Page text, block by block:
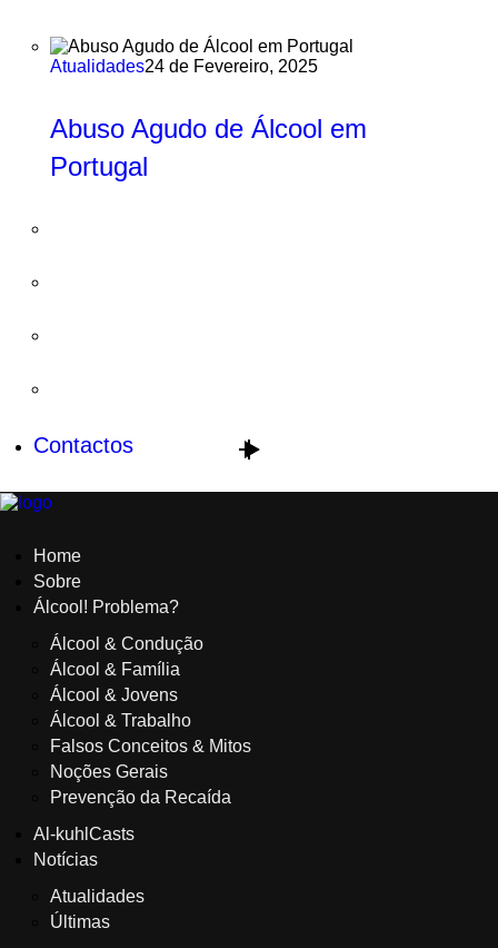
Atualidades24 de Fevereiro, 2025
Abuso Agudo de Álcool em
Portugal
Contactos
Home
Sobre
Álcool! Problema?
Álcool & Condução
Álcool & Família
Álcool & Jovens
Álcool & Trabalho
Falsos Conceitos & Mitos
Noções Gerais
Prevenção da Recaída
Al-kuhlCasts
Notícias
Atualidades
Últimas